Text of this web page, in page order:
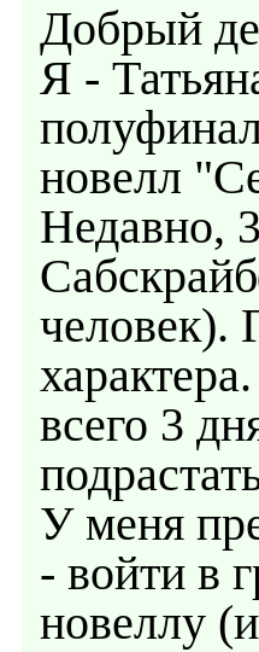
Добрый
Я -
новелл
Недавно,
человек).
всего 3
У меня
- войти в
новеллу